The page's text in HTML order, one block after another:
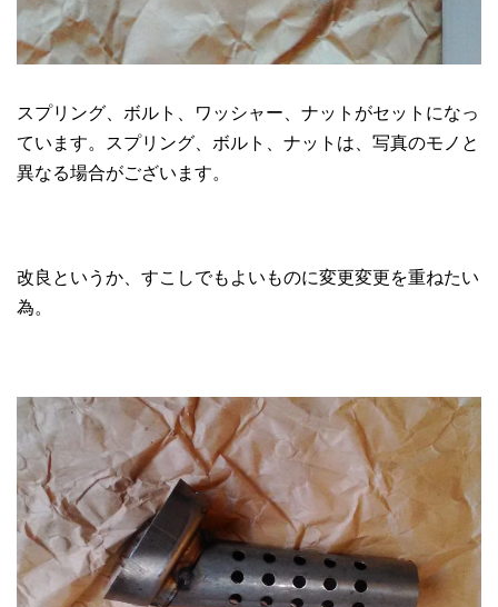
スプリング、ボルト、ワッシャー、ナットがセットになっ
ています。スプリング、ボルト、ナットは、写真のモノと
異なる場合がございます。
改良というか、すこしでもよいものに変更変更を重ねたい
為。